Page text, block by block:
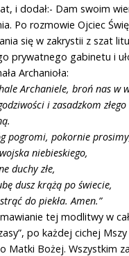
i dodał:- Dam swoim
Po rozmowie Ojciec
się w zakrystii z szat
prywatnego gabinetu i
Archanioła:
Archaniele, broń nas w
i zasadzkom
pogromi, pokornie
niebieskiego,
duchy złe,
dusz krążą po świecie,
do piekła. Amen.”
tej modlitwy w
po każdej cichej
Matki Bożej. Wszystkim